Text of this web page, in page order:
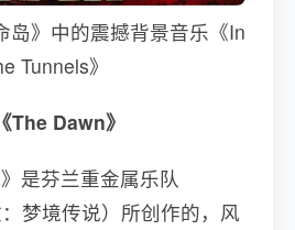
》中的震撼背景音乐《In
Tunnels》
Dawn》
是芬兰重金属乐队
梦境传说）所创作的，风